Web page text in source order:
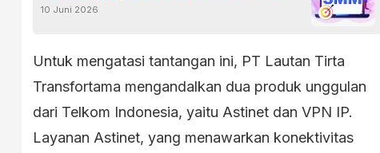
10 Juni 2026
Untuk mengatasi tantangan ini, PT Lautan Tirta
Transfortama mengandalkan dua produk unggulan
dari Telkom Indonesia, yaitu Astinet dan VPN IP.
Layanan Astinet, yang menawarkan konektivitas